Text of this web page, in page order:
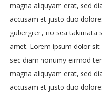
magna aliquyam erat, sed
accusam et justo duo
gubergren, no sea takimata
amet. Lorem ipsum dolor
sed diam nonumy eirmod
magna aliquyam erat, sed
accusam et justo duo